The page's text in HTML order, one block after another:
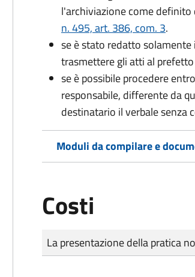
l'archiviazione come definito
n. 495, art. 386, com. 3.
se è stato redatto
trasmettere gli atti al prefetto
se è possibile procedere
responsabile, differente da
destinatario il verbale senza
Moduli da compilare e
Costi
Tipo di pagamento
Importo
La presentazione della pratica